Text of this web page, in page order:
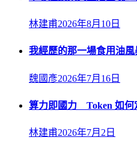
林建甫2026年8月10日
我經歷的那一場食用油風
魏國彥2026年7月16日
算力即國力 Token 如何
林建甫2026年7月2日